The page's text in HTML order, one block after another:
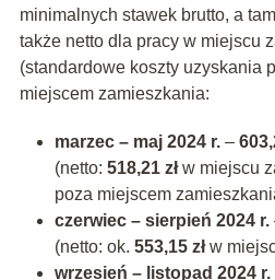
minimalnych stawek brutto, a
także netto dla pracy w miejscu
(standardowe koszty uzyskania
miejscem zamieszkania:
marzec – maj 2024 r.–
(netto: 518,21 złw miejscu
poza miejscem
czerwiec – sierpień 2024 r.
(netto: ok. 553,15 złw
wrzesień – listopad 2024 r.